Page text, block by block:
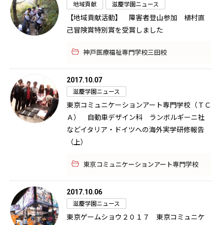
地域貢献 滋慶学園ニュース
【地域貢献活動】 障害者登山参加 植村直
己冒険賞特別賞を受賞しました
神戸医療福祉専門学校三田校
2017.10.07
滋慶学園ニュース
東京コミュニケーションアート専門学校（ＴＣ
Ａ） 自動車デザイン科 ランボルギーニ社
などイタリア・ドイツへの海外実学研修報告
（上）
東京コミュニケーションアート専門学校
2017.10.06
滋慶学園ニュース
東京ゲームショウ２０１７ 東京コミュニケ